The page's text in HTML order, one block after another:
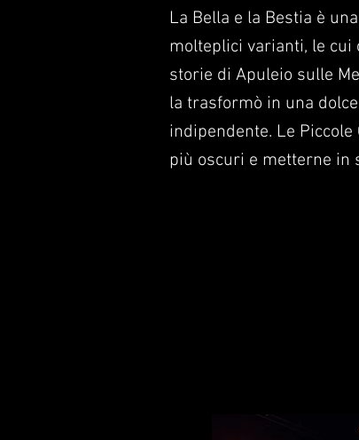
La Bella e la Bestia è
molteplici varianti, le
storie di Apuleio sulle
la trasformò in una
indipendente. Le
più oscuri e metterne in